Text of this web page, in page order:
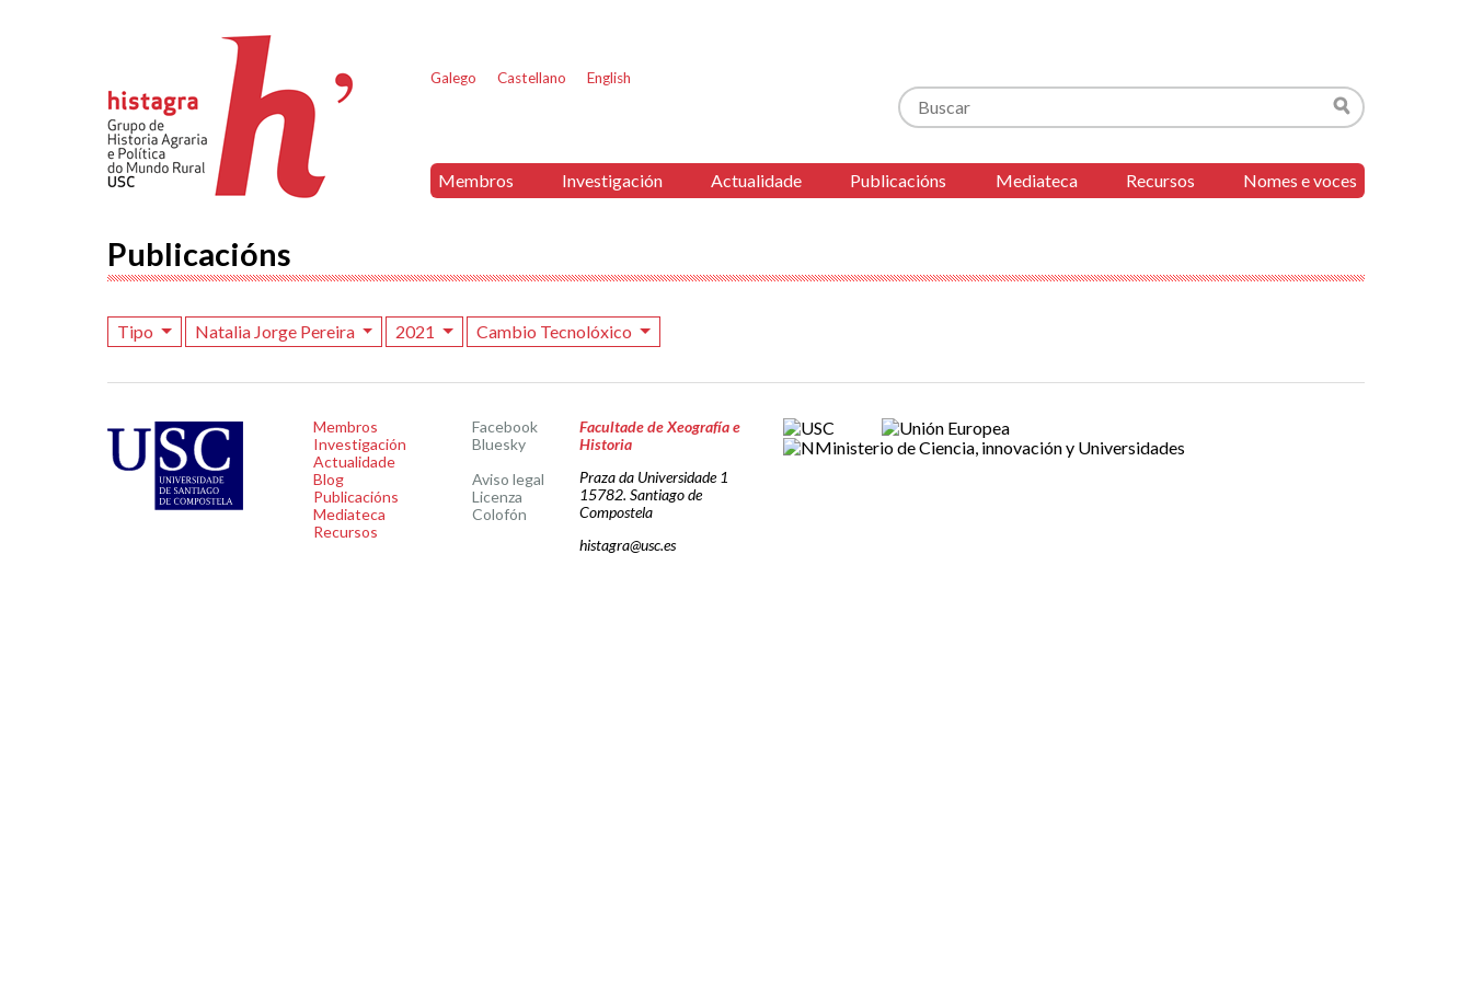
Galego Castellano English
Buscar
Buscar
Membros Investigación Actualidade Publicacións Mediateca Recursos Nomes e voces
Publicacións
Tipo Natalia Jorge Pereira 2021 Cambio Tecnolóxico
Membros
Investigación
Actualidade
Blog
Publicacións
Mediateca
Recursos
Facebook
Bluesky
Aviso legal
Licenza
Colofón
Facultade de Xeografía e
Historia
Praza da Universidade 1
15782. Santiago de
Compostela
histagra@usc.es